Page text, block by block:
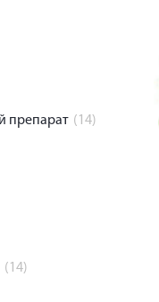
препарат (14)
(14)